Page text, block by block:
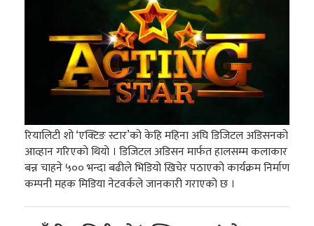
रियालिटी शो ‘एक्टिङ स्टार’को केहि महिना अघि डिजिटल अडिसनको
आव्हान गरिएको थियो । डिजिटल अडिसन मार्फत हालसम्म कलाकार
बन्न चाहने ५०० भन्दा बढीले भिडियो खिचेर पठाएको कार्यक्रम निर्माण
कम्पनी महक मिडिया नेटवर्कले जानकारी गराएको छ ।